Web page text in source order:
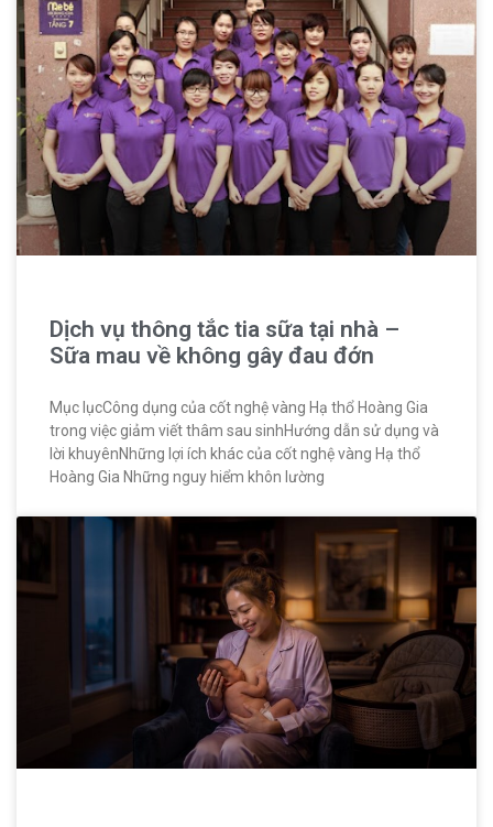
Dịch vụ thông tắc tia sữa tại nhà –
Sữa mau về không gây đau đớn
Mục lụcCông dụng của cốt nghệ vàng Hạ thổ Hoàng Gia
trong việc giảm viết thâm sau sinhHướng dẫn sử dụng và
lời khuyênNhững lợi ích khác của cốt nghệ vàng Hạ thổ
Hoàng Gia Những nguy hiểm khôn lường